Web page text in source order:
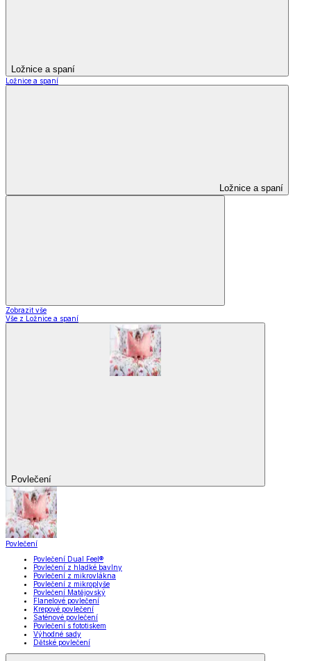
Ložnice a spaní
Ložnice a spaní
Ložnice a spaní
Zobrazit vše
Vše z Ložnice a spaní
Povlečení
Povlečení
Povlečení Dual Feel®
Povlečení z hladké bavlny
Povlečení z mikrovlákna
Povlečení z mikroplyše
Povlečení Matějovský
Flanelové povlečení
Krepové povlečení
Saténové povlečení
Povlečení s fototiskem
Výhodné sady
Dětské povlečení